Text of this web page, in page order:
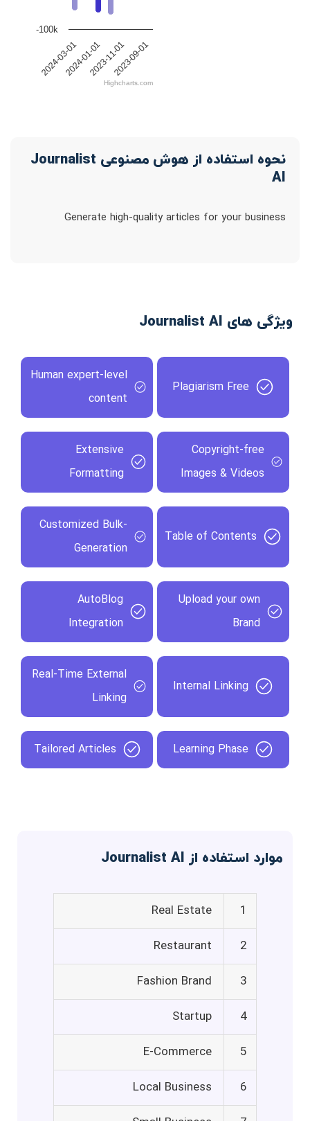
2024-03-012024-01-012023-11-012023-09-01
-100k
Highcharts.com
نحوه استفاده از هوش مصنوعی Journalist
AI
Generate high-quality articles for your business
ویژگی های Journalist AI
Plagiarism Free
Human expert-level
content
Copyright-free
Images & Videos
Extensive
Formatting
Table of Contents
Customized Bulk-
Generation
Upload your own
Brand
AutoBlog
Integration
Internal Linking
Real-Time External
Linking
Learning Phase
Tailored Articles
موارد استفاده از Journalist AI
1
Real Estate
2
Restaurant
3
Fashion Brand
4
Startup
5
E-Commerce
6
Local Business